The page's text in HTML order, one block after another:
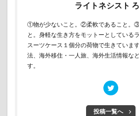
ライトネシスト
①物が少ないこと。②柔軟であること。
と。身軽な生き方をモットーとしている
スーツケース１個分の荷物で生きていま
法、海外移住・一人旅、海外生活情報な
す。
投稿一覧へ